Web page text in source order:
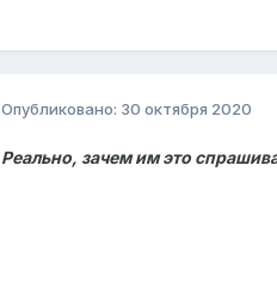
Опубликовано: 30 октября 2020
Реально, зачем им это